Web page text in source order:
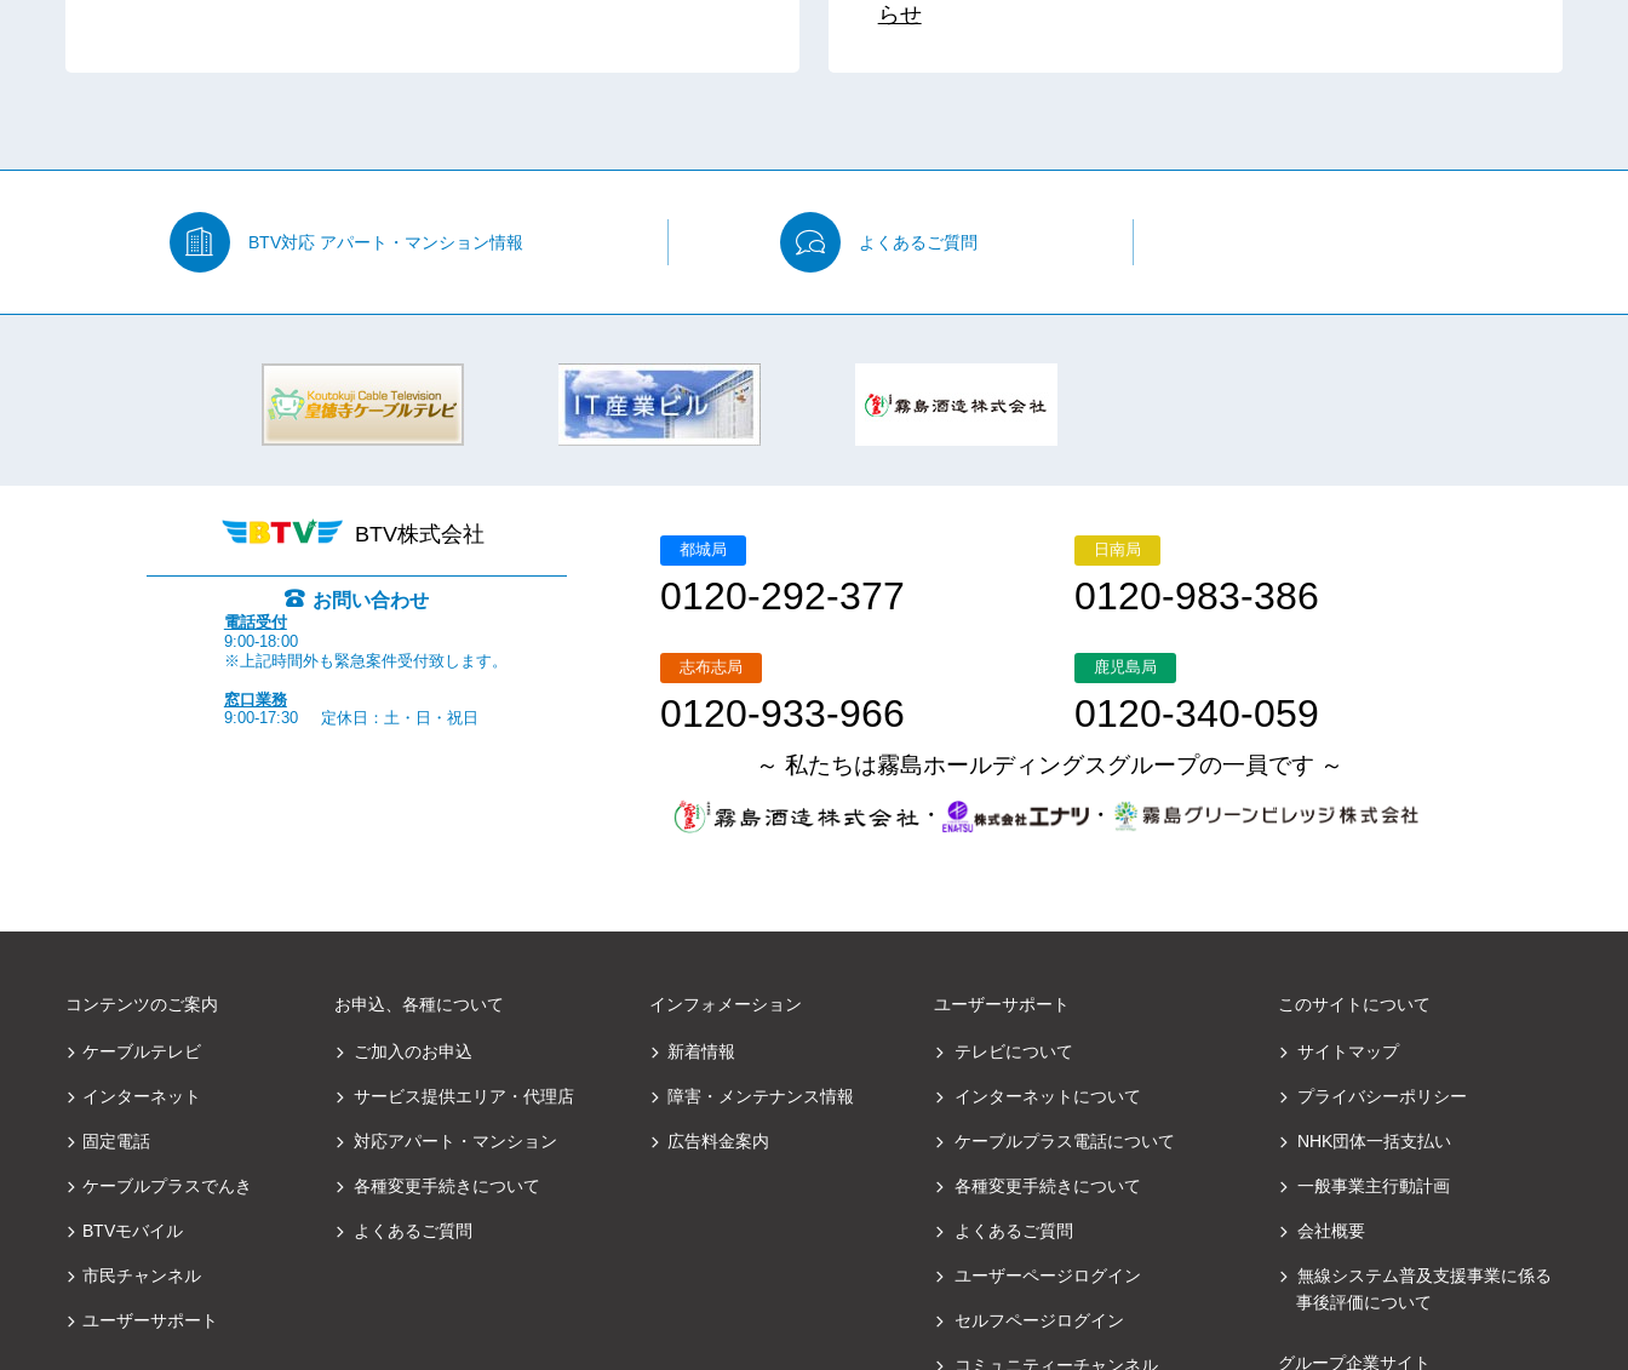
らせ
BTV対応 アパート・マンション情報 よくあるご質問
BTV株式会社
お問い合わせ
電話受付
9:00-18:00
※上記時間外も緊急案件受付致します。
窓口業務
9:00-17:30
定休日：土・日・祝日
都城局
0120-292-377
日南局
0120-983-386
志布志局
0120-933-966
鹿児島局
0120-340-059
～ 私たちは霧島ホールディングスグループの一員です ～
・
・
コンテンツのご案内
ケーブルテレビ
インターネット
固定電話
ケーブルプラスでんき
BTVモバイル
市民チャンネル
ユーザーサポート
お申込、各種について
ご加入のお申込
サービス提供エリア・代理店
対応アパート・マンション
各種変更手続きについて
よくあるご質問
インフォメーション
新着情報
障害・メンテナンス情報
広告料金案内
ユーザーサポート
テレビについて
インターネットについて
ケーブルプラス電話について
各種変更手続きについて
よくあるご質問
ユーザーページログイン
セルフページログイン
コミュニティーチャンネル
このサイトについて
サイトマップ
プライバシーポリシー
NHK団体一括支払い
一般事業主行動計画
会社概要
無線システム普及支援事業に係る
事後評価について
グループ企業サイト